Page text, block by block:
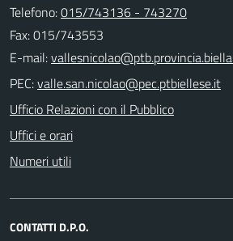
Telefono:015/743136 - 743270
Fax: 015/743553
E-mail:
PEC:
Ufficio Relazioni con il Pubblico
Uffici e orari
Numeri utili
CONTATTI D.P.O.